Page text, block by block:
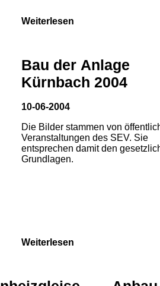
Weiterlesen
Bau der Anlage
Kürnbach 2004
10-06-2004
Die Bilder stammen von
Veranstaltungen des SEV. Sie
entsprechen damit den
Grundlagen.
Weiterlesen